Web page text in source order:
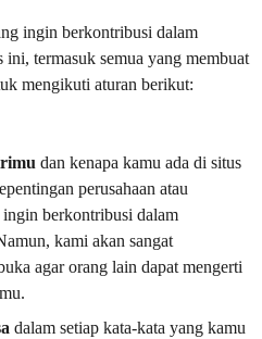
ingin berkontribusi dalam
termasuk semua yang membuat
mengikuti aturan berikut:
dan kenapa kamu ada di situs
perusahaan atau
berkontribusi dalam
kami akan sangat
agar orang lain dapat mengerti
dalam setiap kata-kata yang kamu